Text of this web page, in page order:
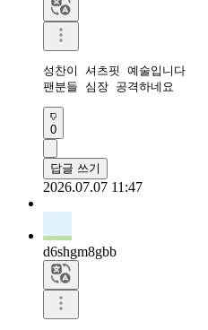
성찬이 셔츠핏 예술입니다
팬분들 심장 공격하네요
0
답글 쓰기
2026.07.07 11:47
d6shgm8gbb